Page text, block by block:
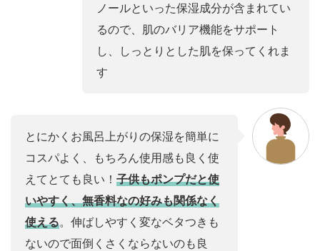
ノールといった保湿成分が含まれてい
るので、肌のバリア機能をサポート
し、しっとりとした肌を保ってくれま
す
とにかくお風呂上がりの保湿を簡単に
コスパよく、もちろん使用感も良く使
えてとても良い！ 子供もポンプだと使
いやすく、無香料なの好みも関係なく
使える。伸ばしやすく変なベタつきも
ないので面倒くさくならないのも良